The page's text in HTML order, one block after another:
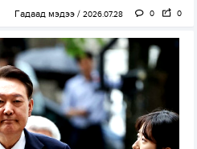
Гадаад мэдээ 2026.07.28 0 0